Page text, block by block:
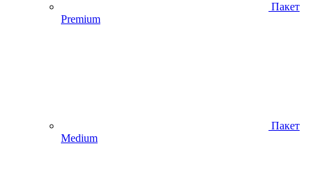
Пакет
Premium
Пакет
Medium